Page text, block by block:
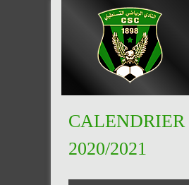
CALENDRIER
2020/2021